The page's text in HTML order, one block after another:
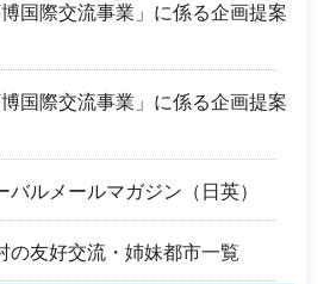
国際交流事業」に係る企画提案
国際交流事業」に係る企画提案
バルメールマガジン（日英）
の友好交流・姉妹都市一覧